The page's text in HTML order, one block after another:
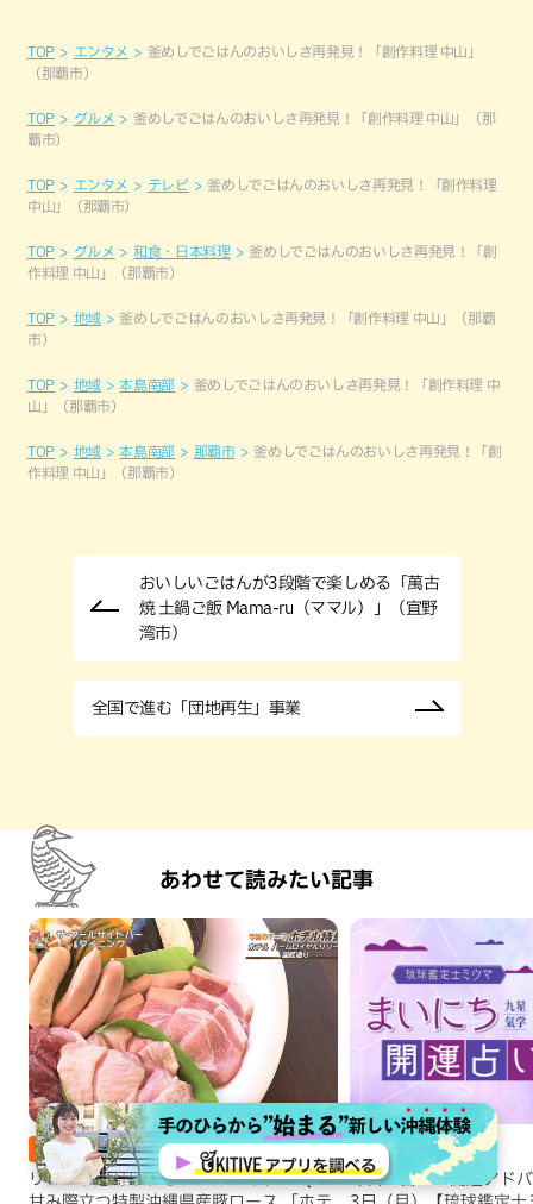
TOP エンタメ
釜めしでごはんのおいしさ再発見！「創作料理 中山」
（那覇市）
TOP グルメ
釜めしでごはんのおいしさ再発見！「創作料理 中山」（那
覇市）
TOP エンタメ テレビ
釜めしでごはんのおいしさ再発見！「創作料理
中山」（那覇市）
TOP グルメ 和食・日本料理
釜めしでごはんのおいしさ再発見！「創
作料理 中山」（那覇市）
TOP 地域
釜めしでごはんのおいしさ再発見！「創作料理 中山」（那覇
市）
TOP 地域 本島南部
釜めしでごはんのおいしさ再発見！「創作料理 中
山」（那覇市）
TOP 地域 本島南部 那覇市
釜めしでごはんのおいしさ再発見！「創
作料理 中山」（那覇市）
おいしいごはんが3段階で楽しめる「萬古
焼 土鍋ご飯 Mama-ru（ママル）」（宜野
湾市）
全国で進む「団地再生」事業
あわせて読みたい記事
エンタメ,おでかけ,グルメ,ステーキ・焼肉,テレビ,ホテル,地域,本島南部,那覇市
リゾート感あふれるプールサイドBBQ！
エンタメ,占い
今日の占い・開運アド